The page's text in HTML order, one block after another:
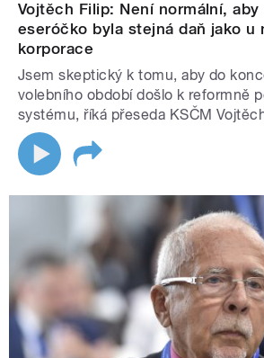
Vojtěch Filip: Není normální, aby
eseróčko byla stejná daň jako u
korporace
Jsem skeptický k tomu, aby do
volebního období došlo k reformně
systému, říká přeseda KSČM